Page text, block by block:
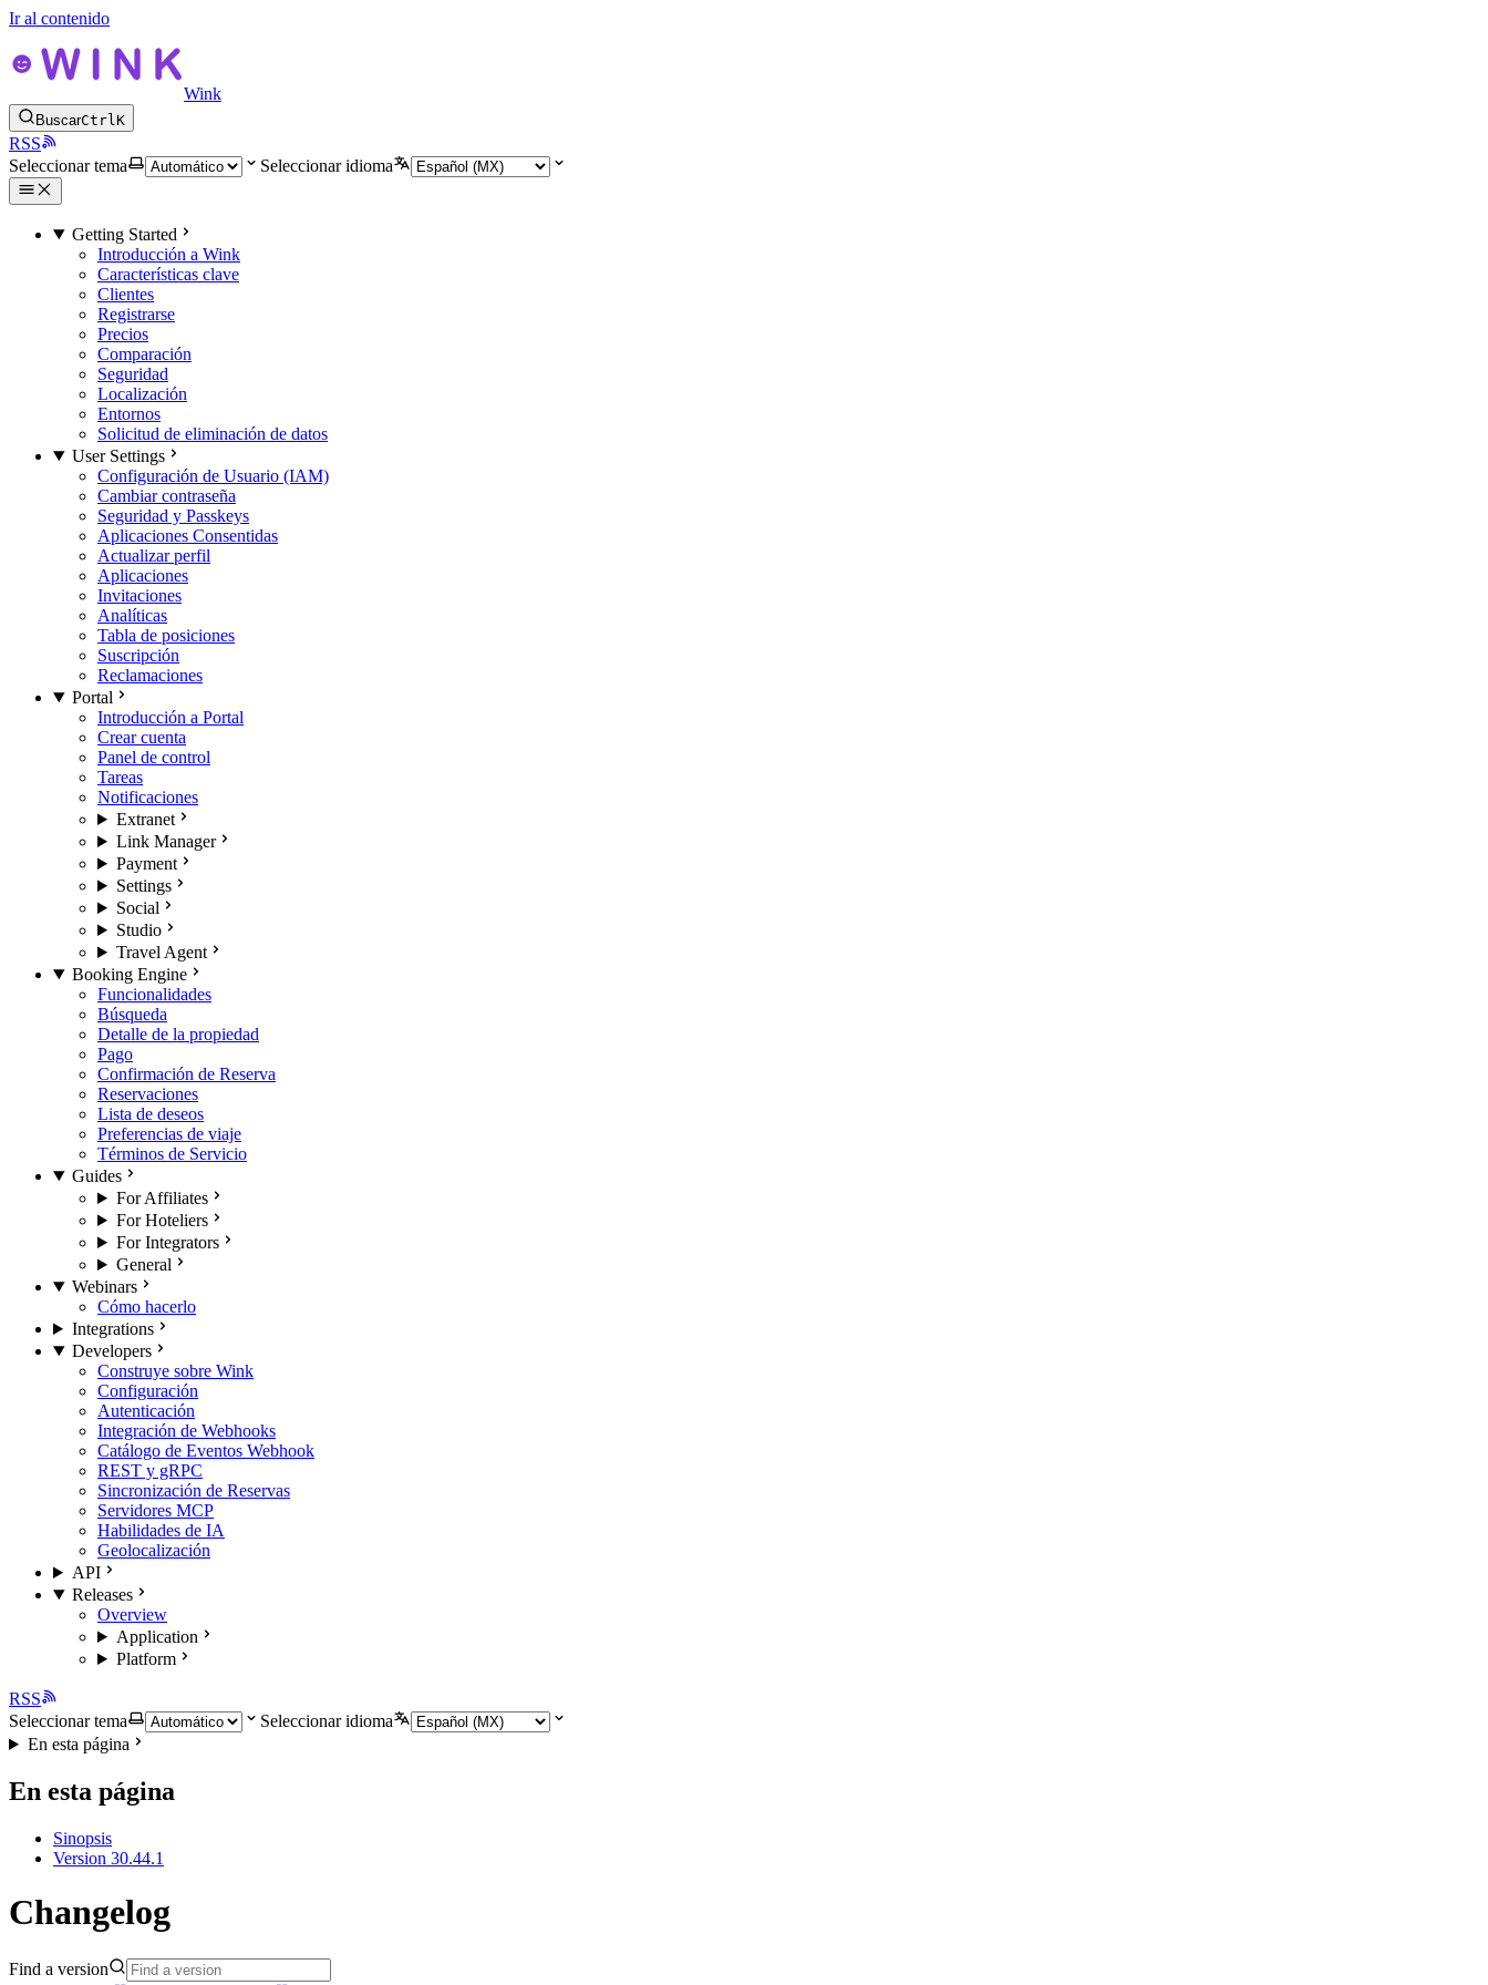
Ir al contenido
Wink
BuscarCtrlK
RSS
Seleccionar tema
Seleccionar idioma
Getting Started
Introducción a Wink
Características clave
Clientes
Registrarse
Precios
Comparación
Seguridad
Localización
Entornos
Solicitud de eliminación de datos
User Settings
Configuración de Usuario (IAM)
Cambiar contraseña
Seguridad y Passkeys
Aplicaciones Consentidas
Actualizar perfil
Aplicaciones
Invitaciones
Analíticas
Tabla de posiciones
Suscripción
Reclamaciones
Portal
Introducción a Portal
Crear cuenta
Panel de control
Tareas
Notificaciones
Extranet
Link Manager
Payment
Settings
Social
Studio
Travel Agent
Booking Engine
Funcionalidades
Búsqueda
Detalle de la propiedad
Pago
Confirmación de Reserva
Reservaciones
Lista de deseos
Preferencias de viaje
Términos de Servicio
Guides
For Affiliates
For Hoteliers
For Integrators
General
Webinars
Cómo hacerlo
Integrations
Developers
Construye sobre Wink
Configuración
Autenticación
Integración de Webhooks
Catálogo de Eventos Webhook
REST y gRPC
Sincronización de Reservas
Servidores MCP
Habilidades de IA
Geolocalización
API
Releases
Overview
Application
Platform
RSS
Seleccionar tema
Seleccionar idioma
En esta página
En esta página
Sinopsis
Version 30.44.1
Changelog
Find a version